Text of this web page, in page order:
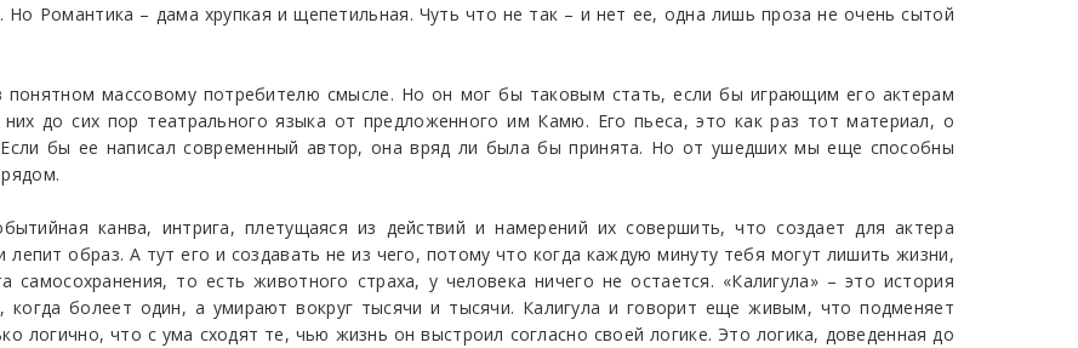
Романтика – дама хрупкая и щепетильная. Чуть что не так – и нет ее, одна лишь проза не очень сытой
понятном массовому потребителю смысле. Но он мог бы таковым стать, если бы играющим его актерам
до сих пор театрального языка от предложенного им Камю. Его пьеса, это как раз тот материал, о
бы ее написал современный автор, она вряд ли была бы принята. Но от ушедших мы еще способны
канва, интрига, плетущаяся из действий и намерений их совершить, что создает для актера
образ. А тут его и создавать не из чего, потому что когда каждую минуту тебя могут лишить жизни,
самосохранения, то есть животного страха, у человека ничего не остается. «Калигула» – это история
когда болеет один, а умирают вокруг тысячи и тысячи. Калигула и говорит еще живым, что подменяет
логично, что с ума сходят те, чью жизнь он выстроил согласно своей логике. Это логика, доведенная до